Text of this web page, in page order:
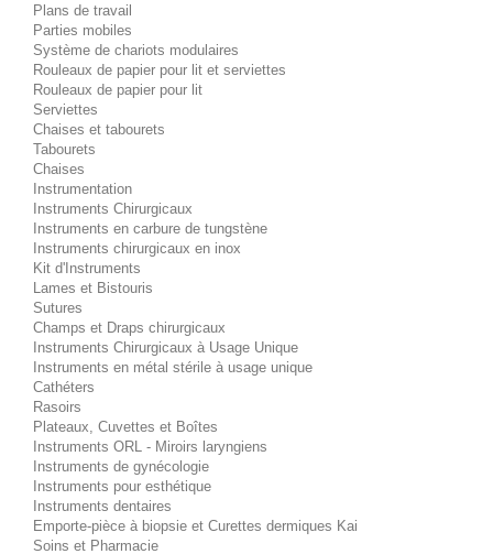
Plans de travail
Parties mobiles
Système de chariots modulaires
Rouleaux de papier pour lit et serviettes
Rouleaux de papier pour lit
Serviettes
Chaises et tabourets
Tabourets
Chaises
Instrumentation
Instruments Chirurgicaux
Instruments en carbure de tungstène
Instruments chirurgicaux en inox
Kit d'Instruments
Lames et Bistouris
Sutures
Champs et Draps chirurgicaux
Instruments Chirurgicaux à Usage Unique
Instruments en métal stérile à usage unique
Cathéters
Rasoirs
Plateaux, Cuvettes et Boîtes
Instruments ORL - Miroirs laryngiens
Instruments de gynécologie
Instruments pour esthétique
Instruments dentaires
Emporte-pièce à biopsie et Curettes dermiques Kai
Soins et Pharmacie